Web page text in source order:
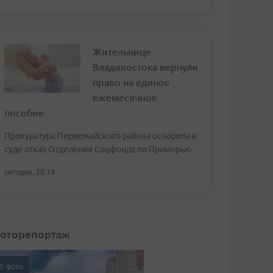
Жительнице
Владивостока вернули
право на единое
ежемесячное
пособие
Прокуратура Первомайского района оспорила в
суде отказ Отделения Соцфонда по Приморью
сегодня, 20:19
фото